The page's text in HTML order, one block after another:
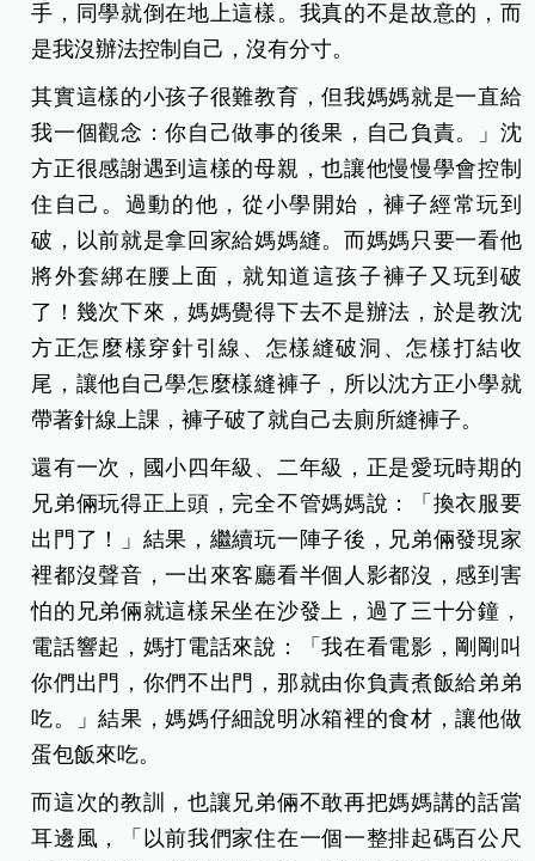
手，同學就倒在地上這樣。我真的不是故意的，而
是我沒辦法控制自己，沒有分寸。
其實這樣的小孩子很難教育，但我媽媽就是一直給
我一個觀念：你自己做事的後果，自己負責。」沈
方正很感謝遇到這樣的母親，也讓他慢慢學會控制
住自己。過動的他，從小學開始，褲子經常玩到
破，以前就是拿回家給媽媽縫。而媽媽只要一看他
將外套綁在腰上面，就知道這孩子褲子又玩到破
了！幾次下來，媽媽覺得下去不是辦法，於是教沈
方正怎麼樣穿針引線、怎樣縫破洞、怎樣打結收
尾，讓他自己學怎麼樣縫褲子，所以沈方正小學就
帶著針線上課，褲子破了就自己去廁所縫褲子。
還有一次，國小四年級、二年級，正是愛玩時期的
兄弟倆玩得正上頭，完全不管媽媽說：「換衣服要
出門了！」結果，繼續玩一陣子後，兄弟倆發現家
裡都沒聲音，一出來客廳看半個人影都沒，感到害
怕的兄弟倆就這樣呆坐在沙發上，過了三十分鐘，
電話響起，媽打電話來說：「我在看電影，剛剛叫
你們出門，你們不出門，那就由你負責煮飯給弟弟
吃。」結果，媽媽仔細說明冰箱裡的食材，讓他做
蛋包飯來吃。
而這次的教訓，也讓兄弟倆不敢再把媽媽講的話當
耳邊風，「以前我們家住在一個一整排起碼百公尺